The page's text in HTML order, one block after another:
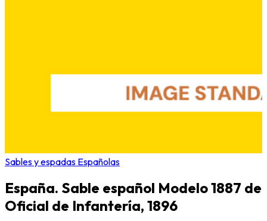
Sables y espadas Españolas
España. Sable español Modelo 1887 de
Oficial de Infantería, 1896